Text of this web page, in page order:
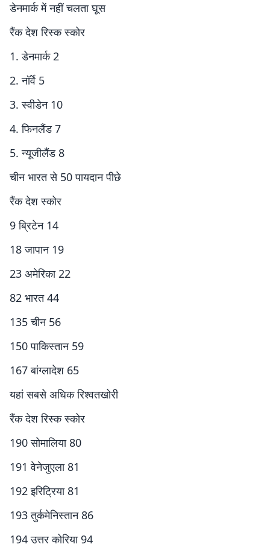
डेनमार्क में नहीं चलता घूस
रैंक देश रिस्क स्कोर
1. डेनमार्क 2
2. नॉर्वे 5
3. स्वीडेन 10
4. फिनलैंड 7
5. न्यूजीलैंड 8
चीन भारत से 50 पायदान पीछे
रैंक देश स्कोर
9 ब्रिटेन 14
18 जापान 19
23 अमेरिका 22
82 भारत 44
135 चीन 56
150 पाकिस्तान 59
167 बांग्लादेश 65
यहां सबसे अधिक रिश्वतखोरी
रैंक देश रिस्क स्कोर
190 सोमालिया 80
191 वेनेजुएला 81
192 इरिट्रिया 81
193 तुर्कमेनिस्तान 86
194 उत्तर कोरिया 94